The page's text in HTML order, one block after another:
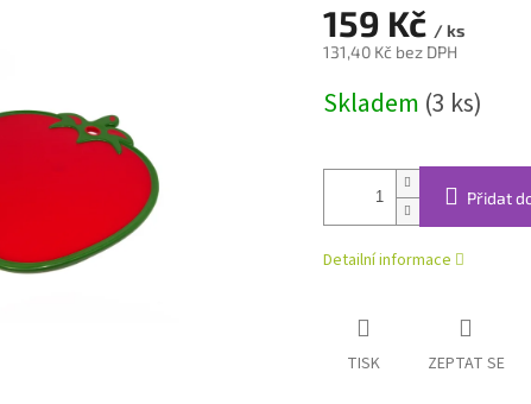
159 Kč / ks
131,40 Kč bez DPH
cena:
Skladem (3 ks)
Přidat
Detailní informace
TISK ZEPTAT SE